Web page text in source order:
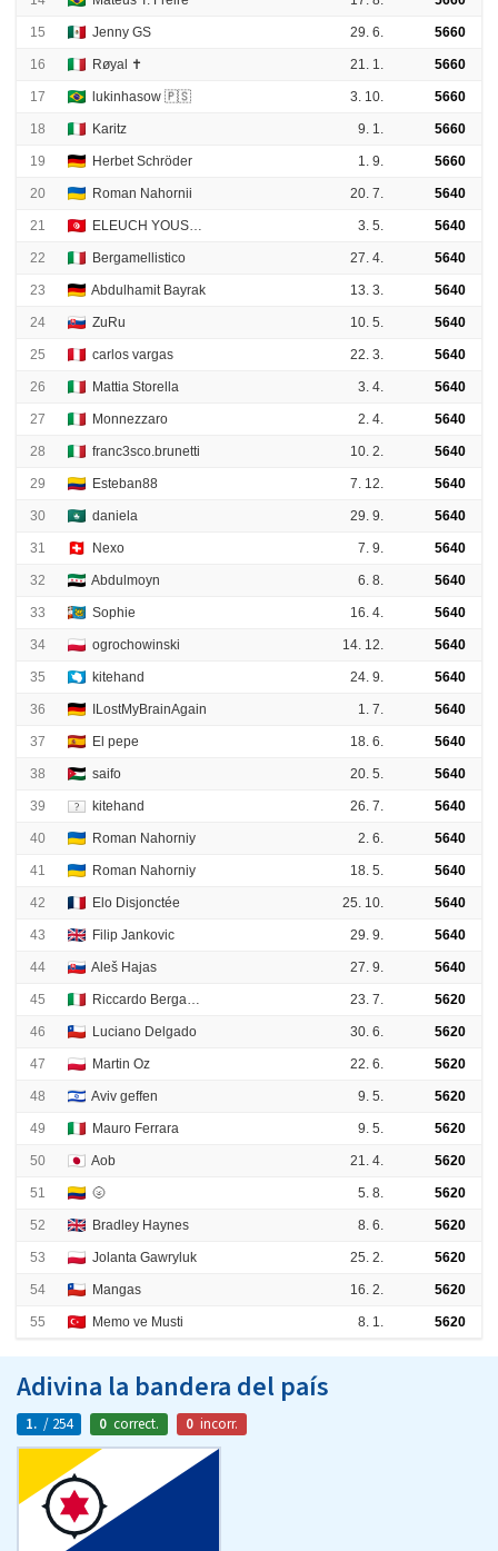
15 Jenny GS 29. 6. 5660
16 Røyal ✝️ 21. 1. 5660
17 lukinhasow 🇵🇸 3. 10. 5660
18 Karitz 9. 1. 5660
19 Herbet Schröder 1. 9. 5660
20 Roman Nahornii 20. 7. 5640
21 ELEUCH YOUSSEF 3. 5. 5640
22 Bergamellistico 27. 4. 5640
23 Abdulhamit Bayrak 13. 3. 5640
24 ZuRu 10. 5. 5640
25 carlos vargas 22. 3. 5640
26 Mattia Storella 3. 4. 5640
27 Monnezzaro 2. 4. 5640
28 franc3sco.brunetti 10. 2. 5640
29 Esteban88 7. 12. 5640
30 daniela 29. 9. 5640
31 Nexo 7. 9. 5640
32 Abdulmoyn 6. 8. 5640
33 Sophie 16. 4. 5640
34 ogrochowinski 14. 12. 5640
35 kitehand 24. 9. 5640
36 ILostMyBrainAgain 1. 7. 5640
37 El pepe 18. 6. 5640
38 saifo 20. 5. 5640
39 kitehand 26. 7. 5640
40 Roman Nahorniy 2. 6. 5640
41 Roman Nahorniy 18. 5. 5640
42 Elo Disjonctée 25. 10. 5640
43 Filip Jankovic 29. 9. 5640
44 Aleš Hajas 27. 9. 5640
45 Riccardo Bergamelli 23. 7. 5620
46 Luciano Delgado 30. 6. 5620
47 Martin Oz 22. 6. 5620
48 Aviv geffen 9. 5. 5620
49 Mauro Ferrara 9. 5. 5620
50 Aob 21. 4. 5620
51 🌝 5. 8. 5620
52 Bradley Haynes 8. 6. 5620
53 Jolanta Gawryluk 25. 2. 5620
54 Mangas 16. 2. 5620
55 Memo ve Musti 8. 1. 5620
Adivina la bandera del país
1. / 254 0 correct. 0 incorr.